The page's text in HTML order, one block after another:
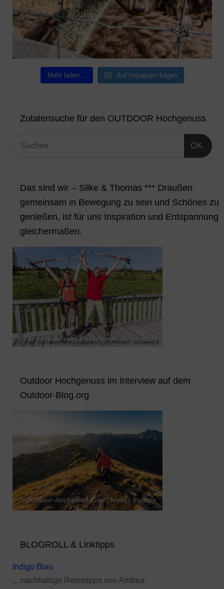
Mehr laden… Auf Instagram folgen
Zutatensuche für den OUTDOOR Hochgenuss
OK
Das sind wir – Silke & Thomas *** Draußen
gemeinsam in Bewegung zu sein und Schönes zu
genießen, ist für uns Inspiration und Entspannung
gleichermaßen.
Outdoor Hochgenuss im Interview auf dem
Outdoor-Blog.org
BLOGROLL & Linktipps
Indigo Blau
... nachhaltige Reisetipps von Andrea.